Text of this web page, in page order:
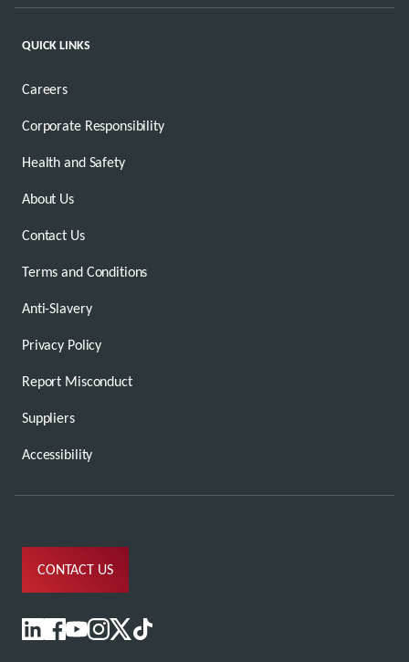
QUICK LINKS
Careers
Corporate Responsibility
Health and Safety
About Us
Contact Us
Terms and Conditions
Anti-Slavery
Privacy Policy
Report Misconduct
Suppliers
Accessibility
CONTACT US